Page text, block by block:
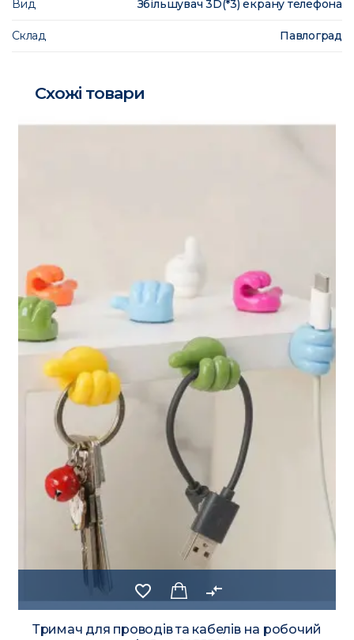
Вид Збільшувач 3D(*3) екрану телефона
Склад Павлоград
Схожі товари
favorite_border compare_arrows
Тримач для проводів та кабелів на робочий